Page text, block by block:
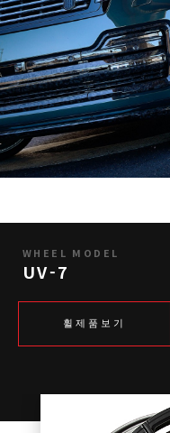
WHEEL MODEL
UV-7
휠제품보기